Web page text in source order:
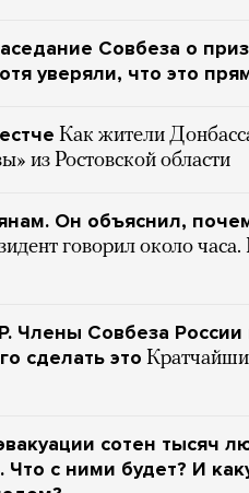
Совбеза о
уверяли, что это
Как жители
из Ростовской области
Он объяснил,
говорил около
Члены Совбеза России
сделать это
сотен тысяч
Что с ними будет? И